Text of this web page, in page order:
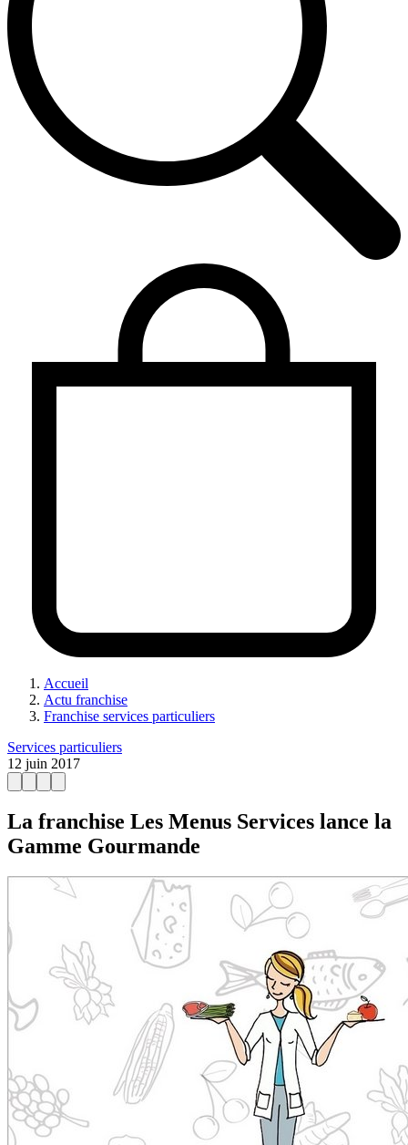
Accueil
Actu franchise
Franchise services particuliers
Services particuliers
12 juin 2017
La franchise Les Menus Services lance la
Gamme Gourmande